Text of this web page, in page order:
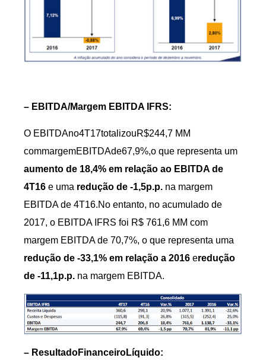
– EBITDA/Margem EBITDA IFRS:
O EBITDAno4T17totalizouR$244,7 MM
commargemEBITDAde67,9%,o que representa um
aumento de 18,4% em relação ao EBITDA de
4T16 e uma redução de -1,5p.p. na margem
EBITDA de 4T16.No entanto, no acumulado de
2017, o EBITDA IFRS foi R$ 761,6 MM com
margem EBITDA de 70,7%, o que representa uma
redução de -33,1% em relação a 2016 eredução
de -11,1p.p. na margem EBITDA.
– ResultadoFinanceiroLíquido: